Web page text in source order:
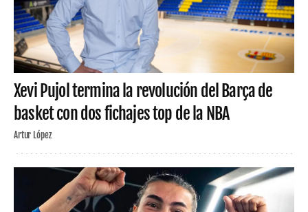
Xevi Pujol termina la revolución del Barça de
basket con dos fichajes top de la NBA
Artur López